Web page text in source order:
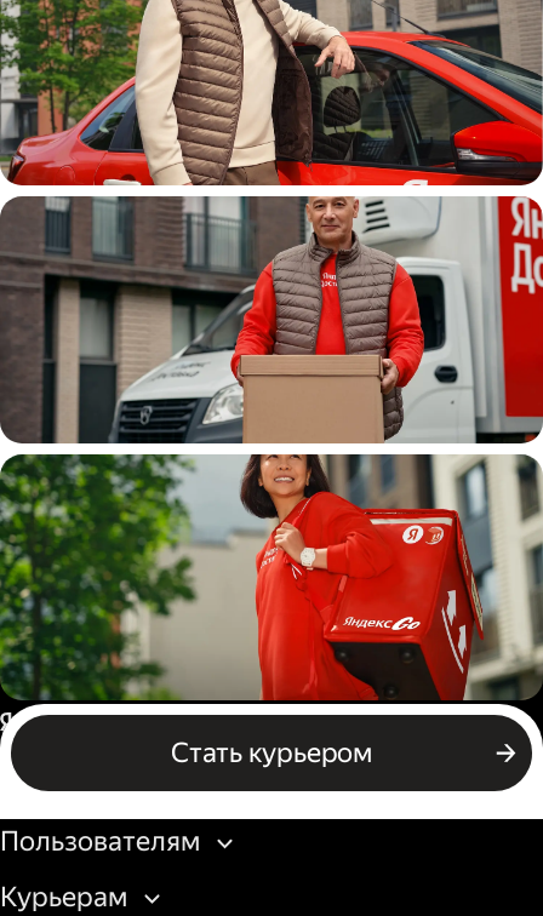
Автокурьер
Водитель
грузовой машины
Пеший курьер
Стать курьером
Россия
Бизнесу
Пользователям
Курьерам